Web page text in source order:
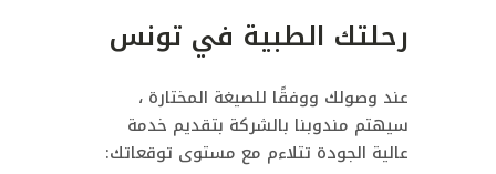
رحلتك الطبية في تونس
عند وصولك ووفقًا للصيغة المختارة ،
سيهتم مندوبنا بالشركة بتقديم خدمة
عالية الجودة تتلاءم مع مستوى توقعاتك: